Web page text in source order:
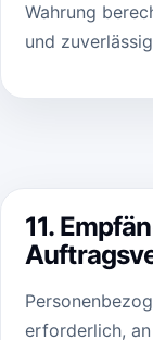
Wahrung
und
11.
erforderlich,